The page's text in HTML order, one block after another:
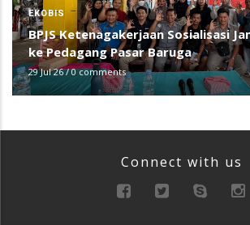
EKOBIS
BPJS Ketenagakerjaan Sosialisasi
ke Pedagang Pasar Baruga
29 Jul 26/0 comments
Connect with us